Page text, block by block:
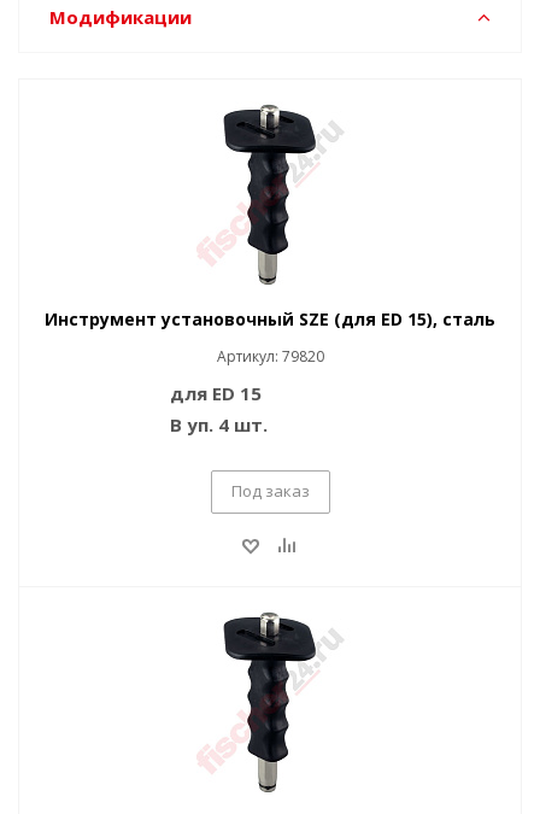
Модификации
Инструмент установочный SZE (для ED 15), сталь
Артикул: 79820
для ED 15
В уп. 4 шт.
Под заказ